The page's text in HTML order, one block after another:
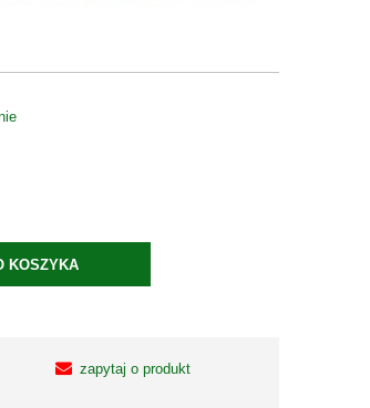
KOSZYKA
zapytaj o produkt